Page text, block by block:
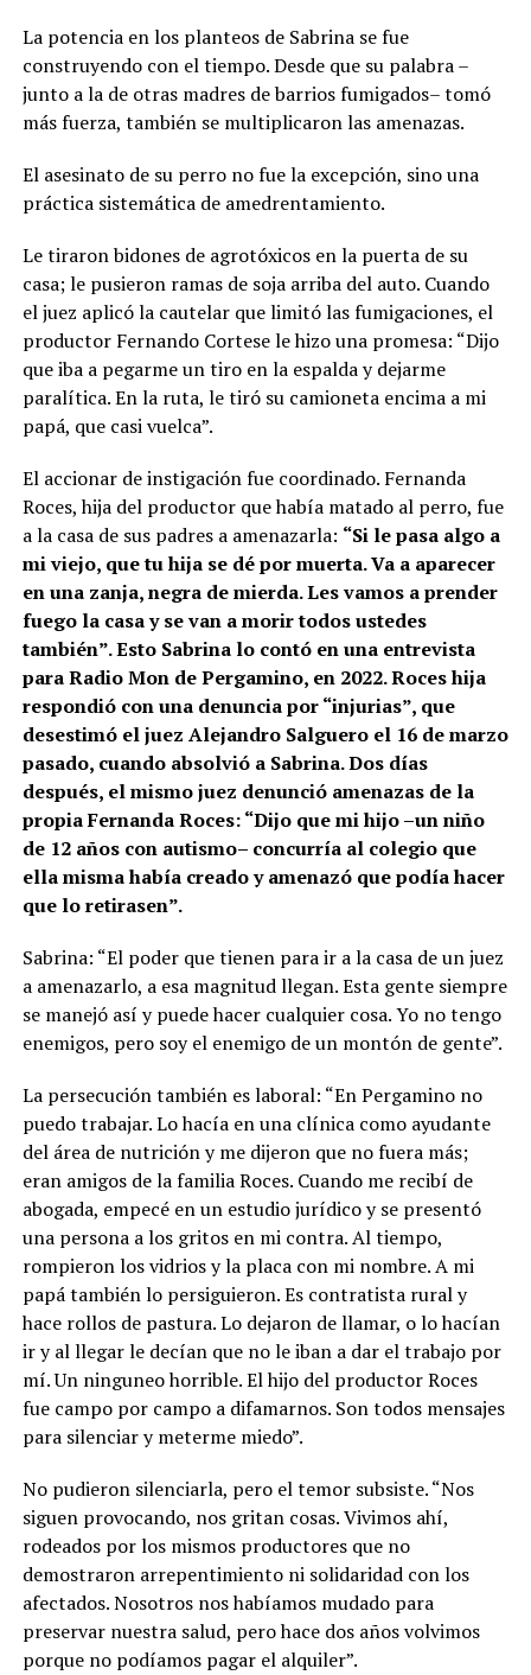
La potencia en los planteos de Sabrina se fue
construyendo con el tiempo. Desde que su palabra –
junto a la de otras madres de barrios fumigados– tomó
más fuerza, también se multiplicaron las amenazas.
El asesinato de su perro no fue la excepción, sino una
práctica sistemática de amedrentamiento.
Le tiraron bidones de agrotóxicos en la puerta de su
casa; le pusieron ramas de soja arriba del auto. Cuando
el juez aplicó la cautelar que limitó las fumigaciones, el
productor Fernando Cortese le hizo una promesa: “Dijo
que iba a pegarme un tiro en la espalda y dejarme
paralítica. En la ruta, le tiró su camioneta encima a mi
papá, que casi vuelca”.
El accionar de instigación fue coordinado. Fernanda
Roces, hija del productor que había matado al perro, fue
a la casa de sus padres a amenazarla: “Si le pasa algo a
mi viejo, que tu hija se dé por muerta. Va a aparecer
en una zanja, negra de mierda. Les vamos a prender
fuego la casa y se van a morir todos ustedes
también”. Esto Sabrina lo contó en una entrevista
para Radio Mon de Pergamino, en 2022. Roces hija
respondió con una denuncia por “injurias”, que
desestimó el juez Alejandro Salguero el 16 de marzo
pasado, cuando absolvió a Sabrina. Dos días
después, el mismo juez denunció amenazas de la
propia Fernanda Roces: “Dijo que mi hijo –un niño
de 12 años con autismo– concurría al colegio que
ella misma había creado y amenazó que podía hacer
que lo retirasen”.
Sabrina: “El poder que tienen para ir a la casa de un juez
a amenazarlo, a esa magnitud llegan. Esta gente siempre
se manejó así y puede hacer cualquier cosa. Yo no tengo
enemigos, pero soy el enemigo de un montón de gente”.
La persecución también es laboral: “En Pergamino no
puedo trabajar. Lo hacía en una clínica como ayudante
del área de nutrición y me dijeron que no fuera más;
eran amigos de la familia Roces. Cuando me recibí de
abogada, empecé en un estudio jurídico y se presentó
una persona a los gritos en mi contra. Al tiempo,
rompieron los vidrios y la placa con mi nombre. A mi
papá también lo persiguieron. Es contratista rural y
hace rollos de pastura. Lo dejaron de llamar, o lo hacían
ir y al llegar le decían que no le iban a dar el trabajo por
mí. Un ninguneo horrible. El hijo del productor Roces
fue campo por campo a difamarnos. Son todos mensajes
para silenciar y meterme miedo”.
No pudieron silenciarla, pero el temor subsiste. “Nos
siguen provocando, nos gritan cosas. Vivimos ahí,
rodeados por los mismos productores que no
demostraron arrepentimiento ni solidaridad con los
afectados. Nosotros nos habíamos mudado para
preservar nuestra salud, pero hace dos años volvimos
porque no podíamos pagar el alquiler”.